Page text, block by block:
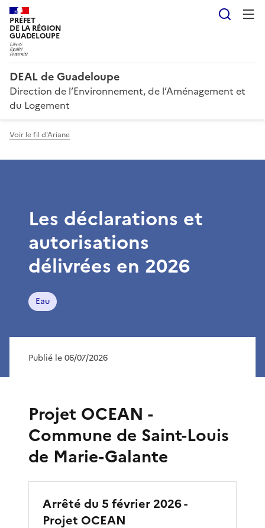
PRÉFET
DE LA RÉGION
GUADELOUPE
DEAL de Guadeloupe
Direction de l’Environnement, de l’Aménagement et
du Logement
Voir le fil d'Ariane
Les déclarations et
autorisations
délivrées en 2026
Eau
Publié le 06/07/2026
Projet OCEAN -
Commune de Saint-Louis
de Marie-Galante
Arrêté du 5 février 2026 -
Projet OCEAN